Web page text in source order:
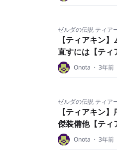
ゼルダの伝説 ティア
【ティアキン
直すには【ティ
Onota ・ 3年前
ゼルダの伝説 ティア
【ティアキン
傑装備他【ティ
Onota ・ 3年前